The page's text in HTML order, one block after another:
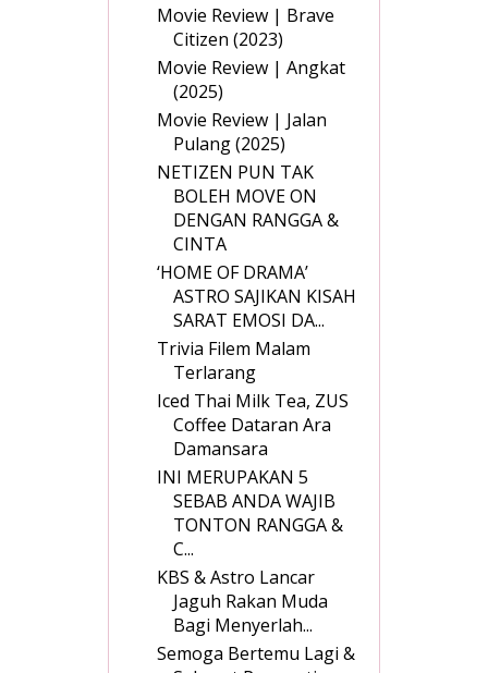
Movie Review | Brave
Citizen (2023)
Movie Review | Angkat
(2025)
Movie Review | Jalan
Pulang (2025)
NETIZEN PUN TAK
BOLEH MOVE ON
DENGAN RANGGA &
CINTA
‘HOME OF DRAMA’
ASTRO SAJIKAN KISAH
SARAT EMOSI DA...
Trivia Filem Malam
Terlarang
Iced Thai Milk Tea, ZUS
Coffee Dataran Ara
Damansara
INI MERUPAKAN 5
SEBAB ANDA WAJIB
TONTON RANGGA &
C...
KBS & Astro Lancar
Jaguh Rakan Muda
Bagi Menyerlah...
Semoga Bertemu Lagi &